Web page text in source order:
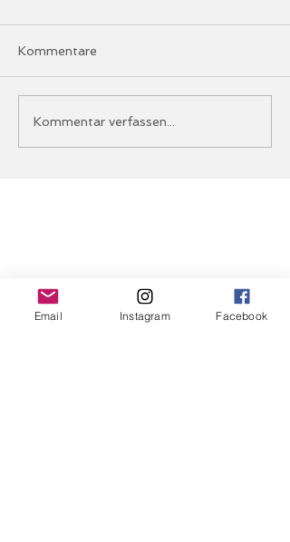
Erfolgreiches 4.
Eröffnungsmeeting im
Kommentare
Kommentar verfassen...
Email Instagram Facebook